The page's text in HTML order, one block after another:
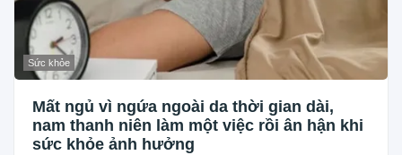
Sức khỏe
Mất ngủ vì ngứa ngoài da thời gian dài,
nam thanh niên làm một việc rồi ân hận khi
sức khỏe ảnh hưởng